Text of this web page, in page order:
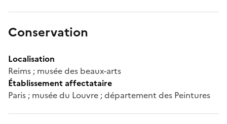
Conservation
Localisation
Reims ; musée des beaux-arts
Établissement affectataire
Paris ; musée du Louvre ; département des Peintures